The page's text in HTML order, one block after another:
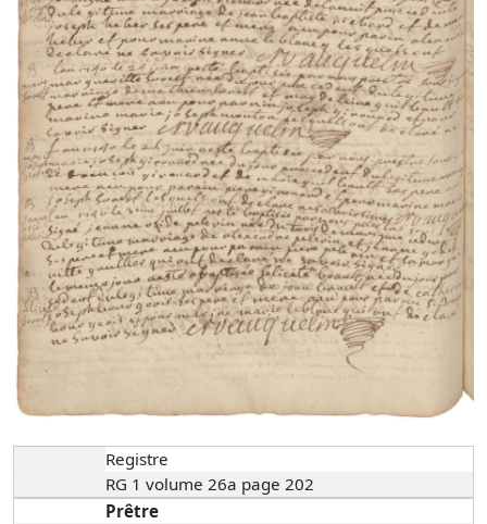
Registre
RG 1 volume 26a page 202
Prêtre